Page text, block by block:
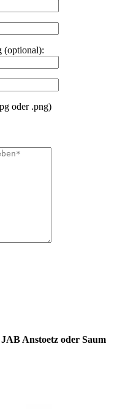
(optional):
oder .png)
Anstoetz oder Saum